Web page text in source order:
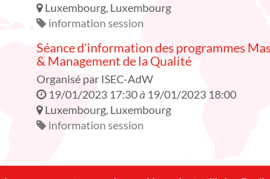
Luxembourg, Luxembourg
information session
Séance d'information des programmes
& Management de la Qualité
Organisé par ISEC-AdW
19/01/2023 17:30à 19/01/2023 18:00
Luxembourg, Luxembourg
information session